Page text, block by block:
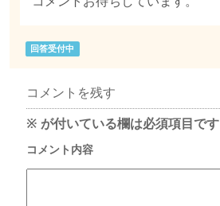
回答受付中
コメントを残す
※ が付いている欄は必須項目です